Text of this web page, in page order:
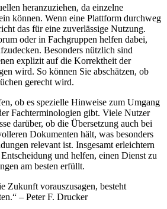
heranzuziehen, da einzelne
können. Wenn eine Plattform durchweg
das für eine zuverlässige Nutzung.
oder in Fachgruppen helfen dabei,
Besonders nützlich sind
explizit auf die Korrektheit der
wird. So können Sie abschätzen, ob
gerecht wird.
ob es spezielle Hinweise zum Umgang
Fachterminologien gibt. Viele Nutzer
darüber, ob die Übersetzung auch bei
Dokumenten hält, was besonders
relevant ist. Insgesamt erleichtern
und helfen, einen Dienst zu
am besten erfüllt.
Zukunft vorauszusagen, besteht
– Peter F. Drucker